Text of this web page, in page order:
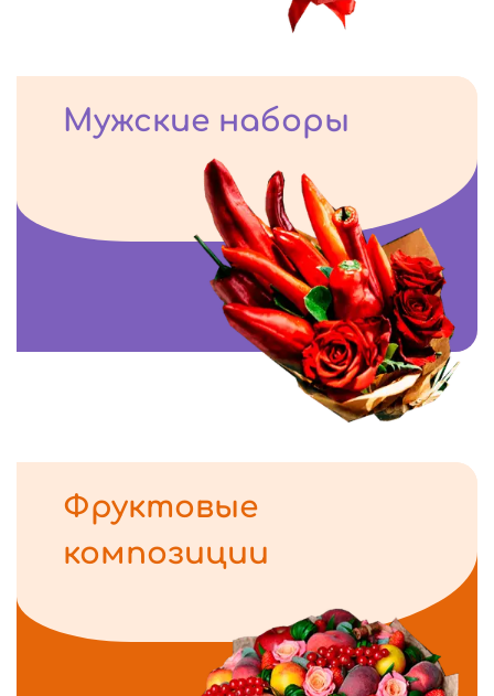
Мужские наборы
Фруктовые
композиции